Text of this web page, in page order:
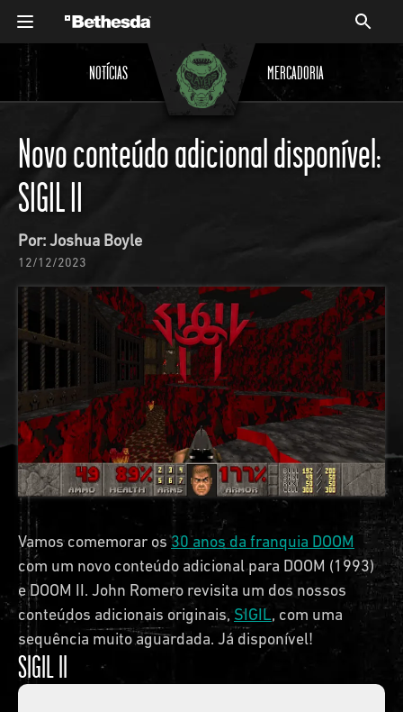
NOTÍCIAS MERCADORIA
Novo conteúdo adicional disponível:
SIGIL II
Por: Joshua Boyle
12/12/2023
Vamos comemorar os30 anos da franquia DOOM
com um novo conteúdo adicional para DOOM (1993)
e DOOM II. John Romero revisita um dos nossos
conteúdos adicionais originais, SIGIL, com uma
sequência muito aguardada. Já disponível!
SIGIL II